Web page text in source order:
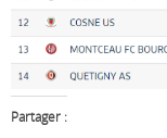
Partager :